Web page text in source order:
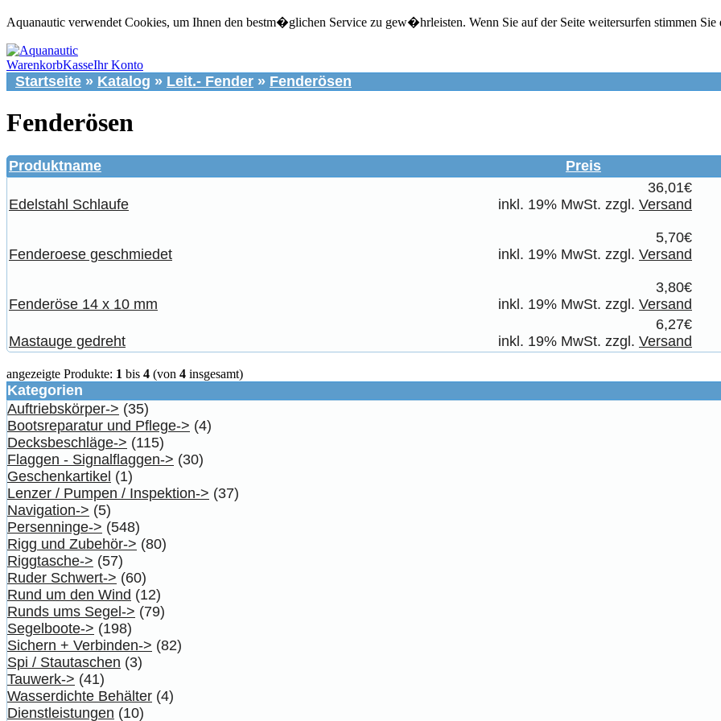
Aquanautic verwendet Cookies, um Ihnen den bestm�glichen Service zu gew�hrleisten. Wenn Sie auf der Seite weitersurfen stimmen Sie
WarenkorbKasseIhr Konto
Startseite » Katalog » Leit.- Fender » Fenderösen
Fenderösen
Produktname Preis
Edelstahl Schlaufe
36,01€
inkl. 19% MwSt. zzgl. Versand
Fenderoese geschmiedet
5,70€
inkl. 19% MwSt. zzgl. Versand
Fenderöse 14 x 10 mm
3,80€
inkl. 19% MwSt. zzgl. Versand
Mastauge gedreht
6,27€
inkl. 19% MwSt. zzgl. Versand
angezeigte Produkte: 1 bis 4 (von 4 insgesamt)
Kategorien
Auftriebskörper-> (35)
Bootsreparatur und Pflege-> (4)
Decksbeschläge-> (115)
Flaggen - Signalflaggen-> (30)
Geschenkartikel (1)
Lenzer / Pumpen / Inspektion-> (37)
Navigation-> (5)
Persenninge-> (548)
Rigg und Zubehör-> (80)
Riggtasche-> (57)
Ruder Schwert-> (60)
Rund um den Wind (12)
Runds ums Segel-> (79)
Segelboote-> (198)
Sichern + Verbinden-> (82)
Spi / Stautaschen (3)
Tauwerk-> (41)
Wasserdichte Behälter (4)
Dienstleistungen (10)